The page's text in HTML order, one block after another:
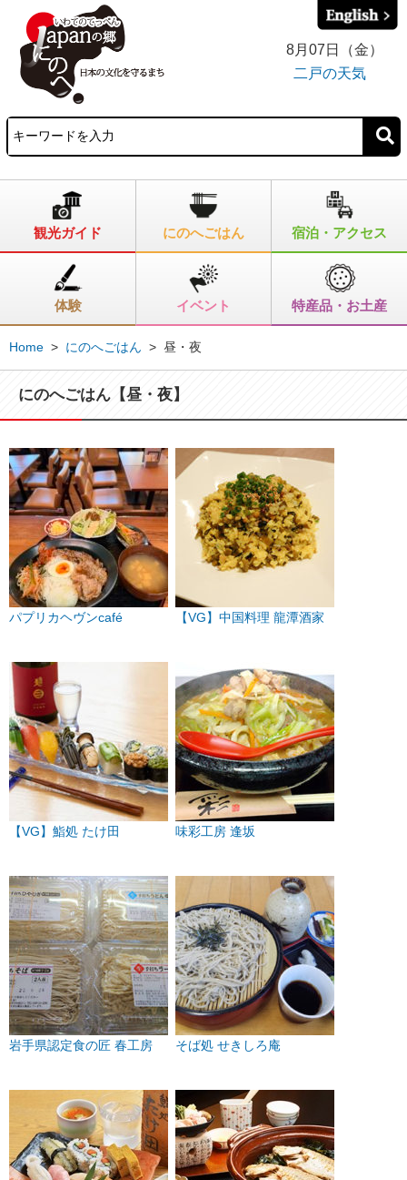
8月07日（金）
二戸の天気
観光ガイド にのへごはん 宿泊・アクセス
体験 イベント 特産品・お土産
Home > にのへごはん > 昼・夜
にのへごはん【昼・夜】
パプリカヘヴンcafé 【VG】中国料理 龍潭酒家
【VG】鮨処 たけ田 味彩工房 逢坂
岩手県認定食の匠 春工房 そば処 せきしろ庵